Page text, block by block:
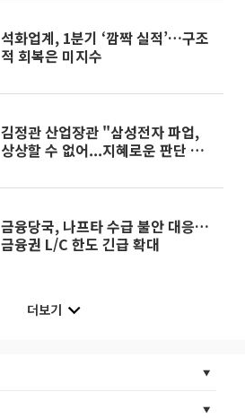
석화업계, 1분기 ‘깜짝 실적’…구조
적 회복은 미지수
김정관 산업장관 "삼성전자 파업,
상상할 수 없어...지혜로운 판단 해
금융당국, 나프타 수급 불안 대응…
금융권 L/C 한도 긴급 확대
더보기